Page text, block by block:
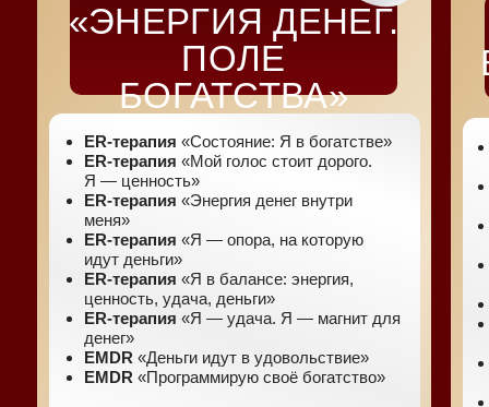
«ЭНЕРГИЯ ДЕНЕГ.
ПОЛЕ
БОГАТСТВА»
ER-терапия «Состояние: Я в богатстве»
ER-терапия «Мой голос стоит дорого.
Я — ценность»
ER-терапия «Энергия денег внутри
меня»
ER-терапия «Я — опора, на которую
идут деньги»
ER-терапия «Я в балансе: энергия,
ценность, удача, деньги»
ER-терапия «Я — удача. Я — магнит для
денег»
EMDR «Деньги идут в удовольствие»
EMDR «Программирую своё богатство»